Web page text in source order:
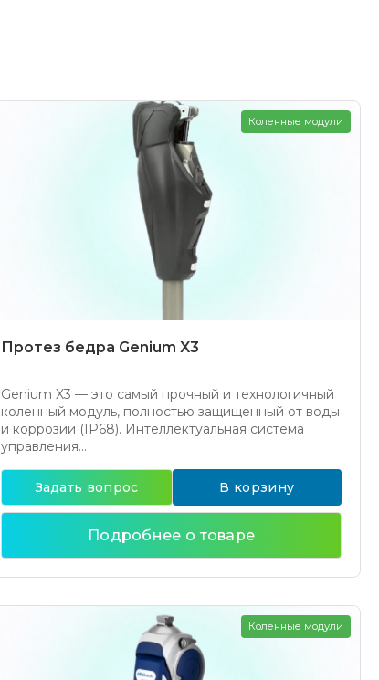
Протез бедра Genium X3
Genium X3 — это самый прочный и технологичный
коленный модуль, полностью защищенный от воды
и коррозии (IP68). Интеллектуальная система
управления...
Коленные модули
Задать вопрос В корзину
Подробнее о товаре
Коленные модули